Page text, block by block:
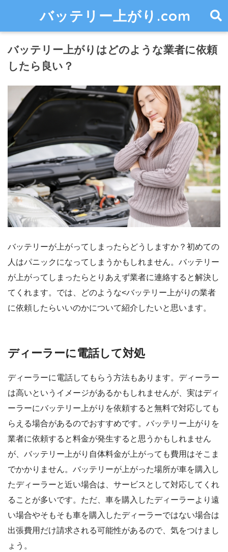
バッテリー上がり.com
バッテリー上がりはどのような業者に依頼
したら良い？
バッテリーが上がってしまったらどうしますか？初めての
人はパニックになってしまうかもしれません。バッテリー
が上がってしまったらとりあえず業者に連絡すると解決し
てくれます。では、どのような<バッテリー上がりの業者
に依頼したらいいのかについて紹介したいと思います。
ディーラーに電話して対処
ディーラーに電話してもらう方法もあります。ディーラー
は高いというイメージがあるかもしれませんが、実はディ
ーラーにバッテリー上がりを依頼すると無料で対応しても
らえる場合があるのでおすすめです。バッテリー上がりを
業者に依頼すると料金が発生すると思うかもしれません
が、バッテリー上がり自体料金が上がっても費用はそこま
でかかりません。バッテリーが上がった場所が車を購入し
たディーラーと近い場合は、サービスとして対応してくれ
ることが多いです。ただ、車を購入したディーラーより遠
い場合やそもそも車を購入したディーラーではない場合は
出張費用だけ請求される可能性があるので、気をつけまし
ょう。